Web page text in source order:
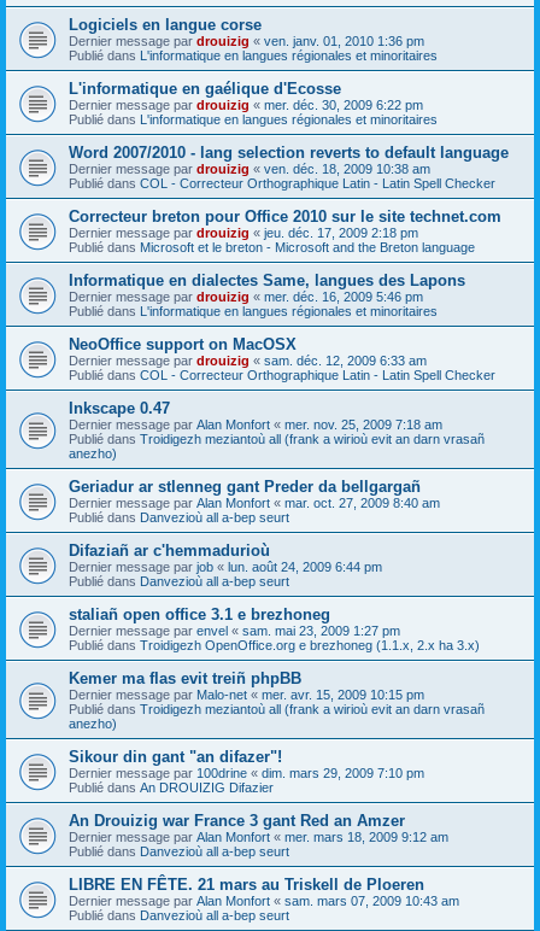
Logiciels en langue corse
Dernier message par drouizig « ven. janv. 01, 2010 1:36 pm
Publié dans L'informatique en langues régionales et minoritaires
L'informatique en gaélique d'Ecosse
Dernier message par drouizig « mer. déc. 30, 2009 6:22 pm
Publié dans L'informatique en langues régionales et minoritaires
Word 2007/2010 - lang selection reverts to default language
Dernier message par drouizig « ven. déc. 18, 2009 10:38 am
Publié dans COL - Correcteur Orthographique Latin - Latin Spell Checker
Correcteur breton pour Office 2010 sur le site technet.com
Dernier message par drouizig « jeu. déc. 17, 2009 2:18 pm
Publié dans Microsoft et le breton - Microsoft and the Breton language
Informatique en dialectes Same, langues des Lapons
Dernier message par drouizig « mer. déc. 16, 2009 5:46 pm
Publié dans L'informatique en langues régionales et minoritaires
NeoOffice support on MacOSX
Dernier message par drouizig « sam. déc. 12, 2009 6:33 am
Publié dans COL - Correcteur Orthographique Latin - Latin Spell Checker
Inkscape 0.47
Dernier message par Alan Monfort « mer. nov. 25, 2009 7:18 am
Publié dans Troidigezh meziantoù all (frank a wirioù evit an darn vrasañ
anezho)
Geriadur ar stlenneg gant Preder da bellgargañ
Dernier message par Alan Monfort « mar. oct. 27, 2009 8:40 am
Publié dans Danvezioù all a-bep seurt
Difaziañ ar c'hemmadurioù
Dernier message par job « lun. août 24, 2009 6:44 pm
Publié dans Danvezioù all a-bep seurt
staliañ open office 3.1 e brezhoneg
Dernier message par envel « sam. mai 23, 2009 1:27 pm
Publié dans Troidigezh OpenOffice.org e brezhoneg (1.1.x, 2.x ha 3.x)
Kemer ma flas evit treiñ phpBB
Dernier message par Malo-net « mer. avr. 15, 2009 10:15 pm
Publié dans Troidigezh meziantoù all (frank a wirioù evit an darn vrasañ
anezho)
Sikour din gant "an difazer"!
Dernier message par 100drine « dim. mars 29, 2009 7:10 pm
Publié dans An DROUIZIG Difazier
An Drouizig war France 3 gant Red an Amzer
Dernier message par Alan Monfort « mer. mars 18, 2009 9:12 am
Publié dans Danvezioù all a-bep seurt
LIBRE EN FÊTE. 21 mars au Triskell de Ploeren
Dernier message par Alan Monfort « sam. mars 07, 2009 10:43 am
Publié dans Danvezioù all a-bep seurt